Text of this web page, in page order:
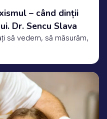
– când dinții
Dr. Sencu Slava
să vedem, să măsurăm,